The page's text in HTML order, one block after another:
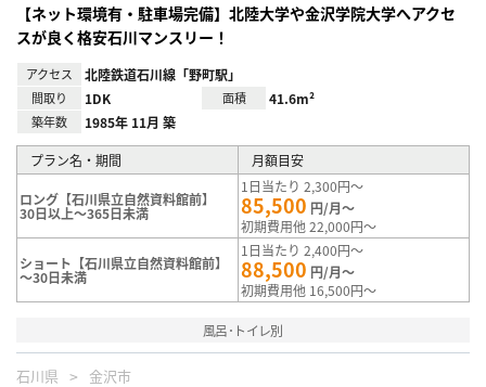
【ネット環境有・駐車場完備】北陸大学や金沢学院大学へアクセ
スが良く格安石川マンスリー！
アクセス 北陸鉄道石川線「野町駅」
間取り 1DK 面積 41.6m²
築年数 1985年 11月 築
プラン名・期間 月額目安
ロング【石川県立自然資料館前】
30日以上～365日未満
1日当たり 2,300円～
85,500 円/月～
初期費用他 22,000円～
ショート【石川県立自然資料館前】
～30日未満
1日当たり 2,400円～
88,500 円/月～
初期費用他 16,500円～
風呂･トイレ別
石川県 金沢市